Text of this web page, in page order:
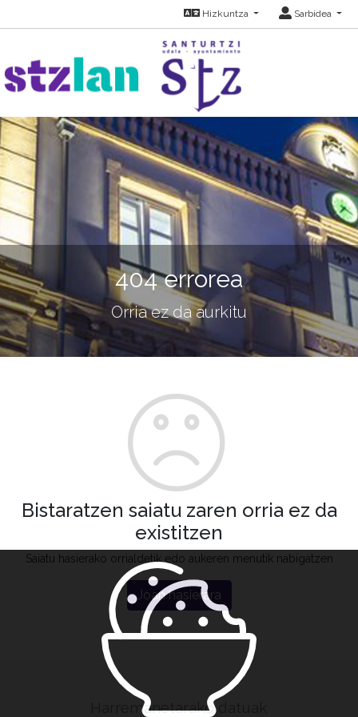
Hizkuntza Sarbidea
404 errorea
Orria ez da aurkitu
Bistaratzen saiatu zaren orria ez da
existitzen
Saiatu hasierako orrialdetik edo aukeren menutik nabigatzen
Joan hasierara
Harremanetarako datuak